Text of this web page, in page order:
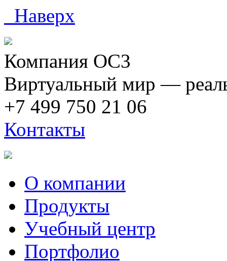
Наверх
Компания ОС3
Виртуальный мир —
+7 499 750 21 06
Контакты
О компании
Продукты
Учебный центр
Портфолио